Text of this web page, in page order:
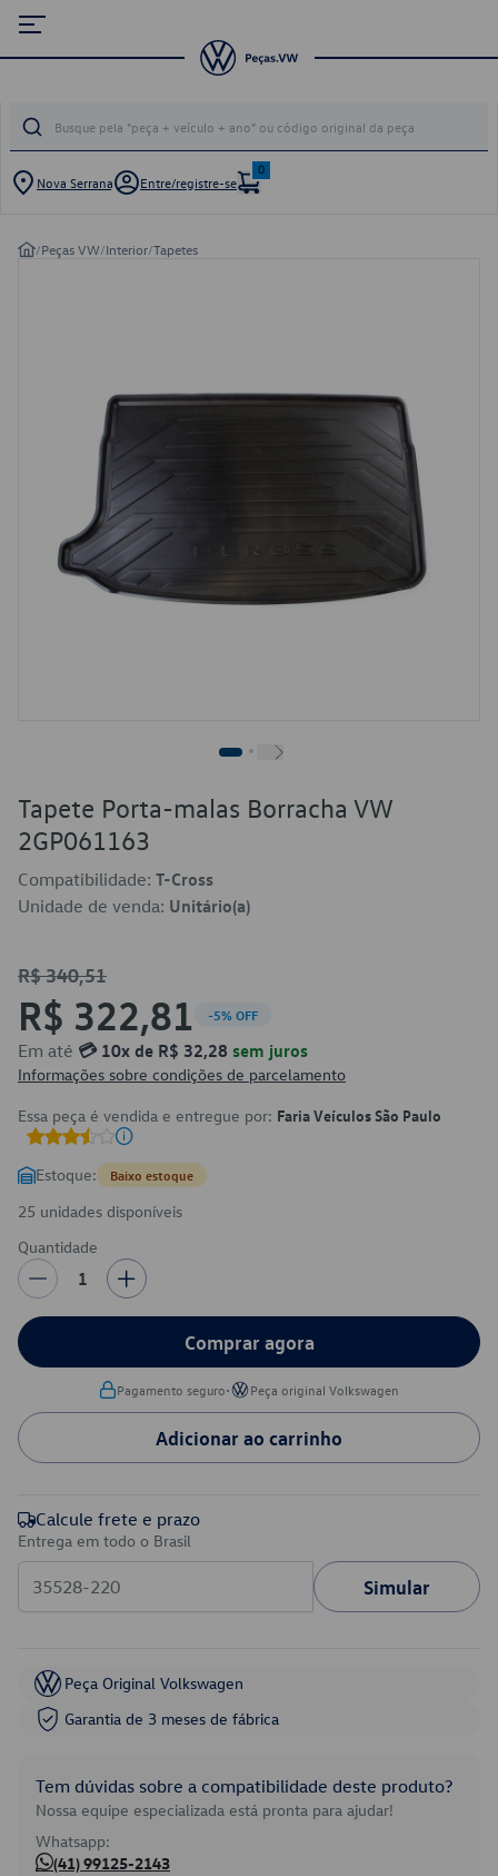
Nova Serrana Entre/registre-se
0
/Peças VW/Interior/Tapetes
Tapete Porta-malas Borracha VW
2GP061163
Compatibilidade: T-Cross
Unidade de venda: Unitário(a)
R$ 340,51
R$ 322,81 -5% OFF
Em até 💳 10x de R$ 32,28 sem juros
Informações sobre condições de parcelamento
Essa peça é vendida e entregue por: Faria Veículos São Paulo
Estoque: Baixo estoque
25 unidades disponíveis
Quantidade
1
Comprar agora
Pagamento seguro• Peça original Volkswagen
Adicionar ao carrinho
Calcule frete e prazo
Entrega em todo o Brasil
Simular
Peça Original Volkswagen
Garantia de 3 meses de fábrica
Tem dúvidas sobre a compatibilidade deste produto?
Nossa equipe especializada está pronta para ajudar!
Whatsapp:
(41) 99125-2143